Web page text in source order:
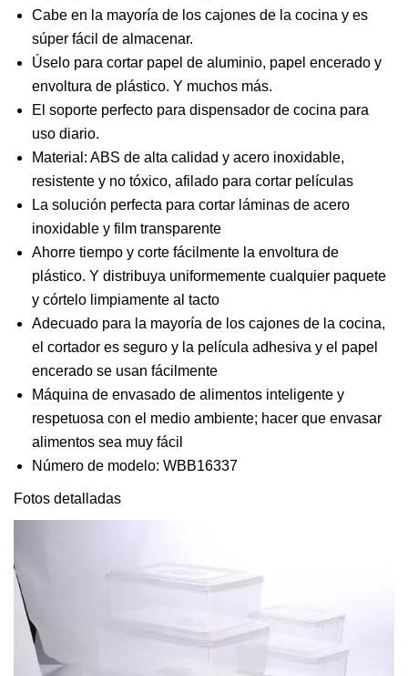
Cabe en la mayoría de los cajones de la cocina y es
súper fácil de almacenar.
Úselo para cortar papel de aluminio, papel encerado y
envoltura de plástico. Y muchos más.
El soporte perfecto para dispensador de cocina para
uso diario.
Material: ABS de alta calidad y acero inoxidable,
resistente y no tóxico, afilado para cortar películas
La solución perfecta para cortar láminas de acero
inoxidable y film transparente
Ahorre tiempo y corte fácilmente la envoltura de
plástico. Y distribuya uniformemente cualquier paquete
y córtelo limpiamente al tacto
Adecuado para la mayoría de los cajones de la cocina,
el cortador es seguro y la película adhesiva y el papel
encerado se usan fácilmente
Máquina de envasado de alimentos inteligente y
respetuosa con el medio ambiente; hacer que envasar
alimentos sea muy fácil
Número de modelo: WBB16337
Fotos detalladas